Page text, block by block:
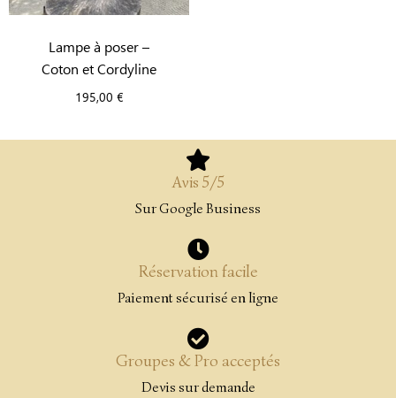
Lampe à poser –
Coton et Cordyline
195,00 €
Avis 5/5
Sur Google Business
Réservation facile
Paiement sécurisé en ligne
Groupes & Pro acceptés
Devis sur demande